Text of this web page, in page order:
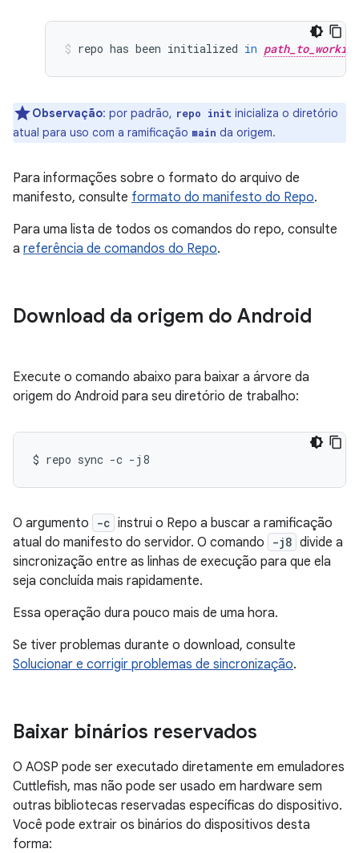
repo has been initialized in
Observação: por padrão, repo init inicializa o diretório
atual para uso com a ramificação main da origem.
Para informações sobre o formato do arquivo de
manifesto, consulte formato do manifesto do Repo.
Para uma lista de todos os comandos do repo, consulte
a referência de comandos do Repo.
Download da origem do Android
Execute o comando abaixo para baixar a árvore da
origem do Android para seu diretório de trabalho:
$ repo sync -c
O argumento -c instrui o Repo a buscar a ramificação
atual do manifesto do servidor. O comando
-j8 divide a
sincronização entre as linhas de execução para que ela
seja concluída mais rapidamente.
Essa operação dura pouco mais de uma hora.
Se tiver problemas durante o download, consulte
Solucionar e corrigir problemas de sincronização.
Baixar binários reservados
O AOSP pode ser executado diretamente em emuladores
Cuttlefish, mas não pode ser usado em hardware sem
outras bibliotecas reservadas específicas do dispositivo.
Você pode extrair os binários do dispositivos desta
forma: